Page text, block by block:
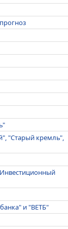
"Старый кремль",
и "ВЕТБ"